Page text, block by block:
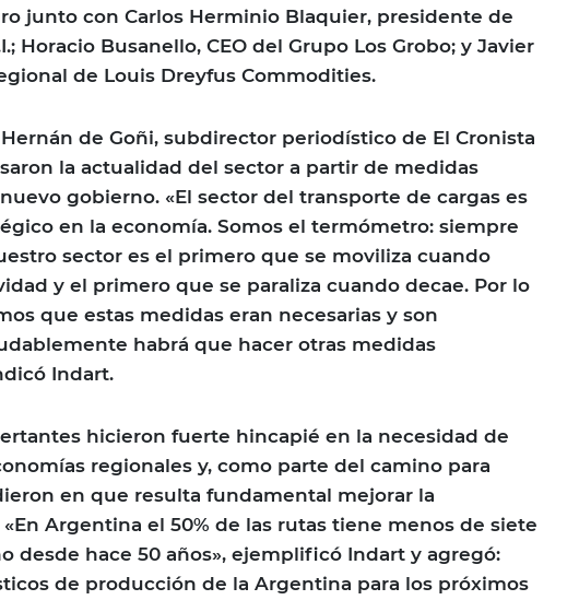
junto con Carlos Herminio Blaquier, presidente de
Horacio Busanello, CEO del Grupo Los Grobo; y Javier
de Louis Dreyfus Commodities.
de Goñi, subdirector periodístico de El Cronista
la actualidad del sector a partir de medidas
gobierno. «El sector del transporte de cargas es
en la economía. Somos el termómetro: siempre
sector es el primero que se moviliza cuando
y el primero que se paraliza cuando decae. Por lo
que estas medidas eran necesarias y son
habrá que hacer otras medidas
Indart.
hicieron fuerte hincapié en la necesidad de
regionales y, como parte del camino para
en que resulta fundamental mejorar la
Argentina el 50% de las rutas tiene menos de siete
desde hace 50 años», ejemplificó Indart y agregó:
de producción de la Argentina para los próximos